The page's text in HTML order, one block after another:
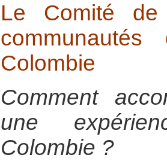
Le Comité
Colombie
Comment
une
Colombie ?